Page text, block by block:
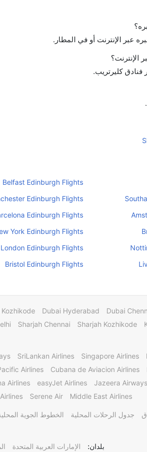
عبر الإنترنت أو في المطار.
الإنترنت؟
فنادق كليرتريب.
Belfast Edinburgh Flights
Edinburgh Flights
Edinburgh Flights
York Edinburgh Flights
London Edinburgh Flights
Bristol Edinburgh Flights
Dubai
Dubai Hyderabad
Kozhikode
Sharjah Kozhikode
Sharjah Chennai
Singapore Airlines
SriLankan Airlines
Cubana de Aviacion Airlines
Airlines
Jazeera Airways
easyJet Airlines
Airlines
Middle East Airlines
Serene Air
جدول الرحلات المحلية الخطوط الجوية
بلدان: الإمارات العربية المتحدة